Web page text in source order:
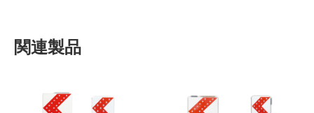
関連製品